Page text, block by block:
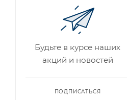
Будьте в курсе наших
акций и новостей
ПОДПИСАТЬСЯ